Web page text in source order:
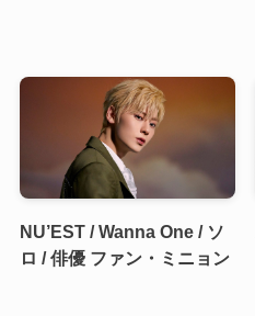
NU’EST / Wanna One / ソ
ロ / 俳優 ファン・ミニョン